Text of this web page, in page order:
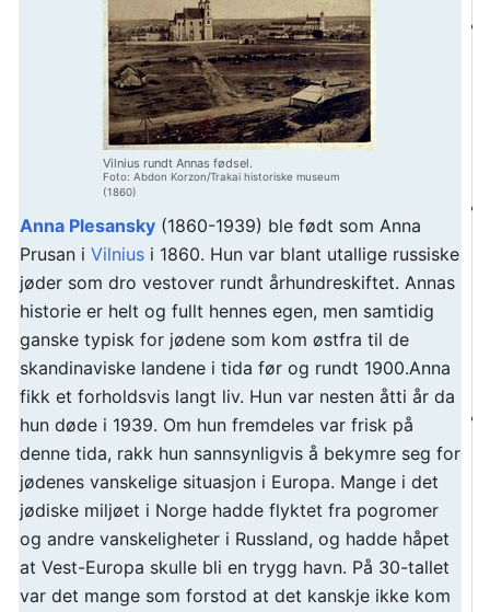
Vilnius rundt Annas fødsel.
Foto: Abdon Korzon/Trakai historiske museum
(1860)
Anna Plesansky (1860-1939) ble født som Anna
Prusan i Vilnius i 1860. Hun var blant utallige russiske
jøder som dro vestover rundt århundreskiftet. Annas
historie er helt og fullt hennes egen, men samtidig
ganske typisk for jødene som kom østfra til de
skandinaviske landene i tida før og rundt 1900.Anna
fikk et forholdsvis langt liv. Hun var nesten åtti år da
hun døde i 1939. Om hun fremdeles var frisk på
denne tida, rakk hun sannsynligvis å bekymre seg for
jødenes vanskelige situasjon i Europa. Mange i det
jødiske miljøet i Norge hadde flyktet fra pogromer
og andre vanskeligheter i Russland, og hadde håpet
at Vest-Europa skulle bli en trygg havn. På 30-tallet
var det mange som forstod at det kanskje ikke kom